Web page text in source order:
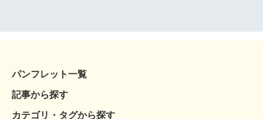
パンフレット一覧
記事から探す
カテゴリ・タグから探す